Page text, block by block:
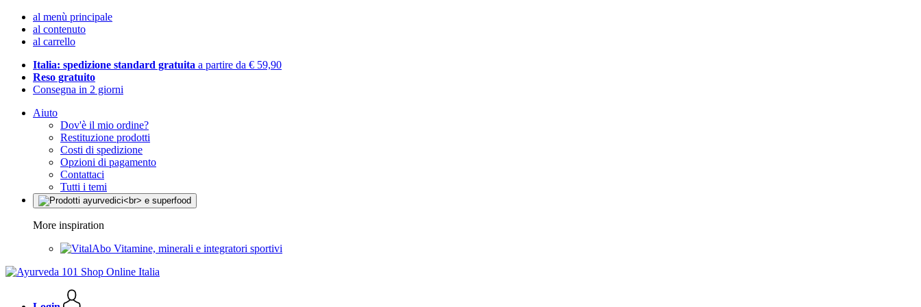
al menù principale
al contenuto
al carrello
Italia: spedizione standard gratuita a partire da € 59,90
Reso gratuito
Consegna in 2 giorni
Aiuto
Dov'è il mio ordine?
Restituzione prodotti
Costi di spedizione
Opzioni di pagamento
Contattaci
Tutti i temi
More inspiration
Vitamine, minerali e integratori sportivi